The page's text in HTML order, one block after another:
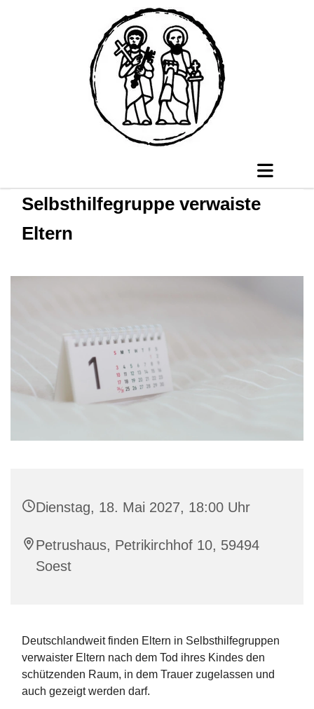
Selbsthilfegruppe verwaiste
Eltern
Dienstag, 18. Mai 2027, 18:00 Uhr
Petrushaus, Petrikirchhof 10, 59494
Soest
Deutschlandweit finden Eltern in Selbsthilfegruppen
verwaister Eltern nach dem Tod ihres Kindes den
schützenden Raum, in dem Trauer zugelassen und
auch gezeigt werden darf.